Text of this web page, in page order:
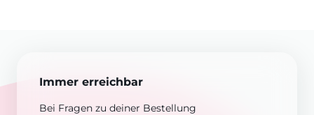
Immer erreichbar
Bei Fragen zu deiner Bestellung